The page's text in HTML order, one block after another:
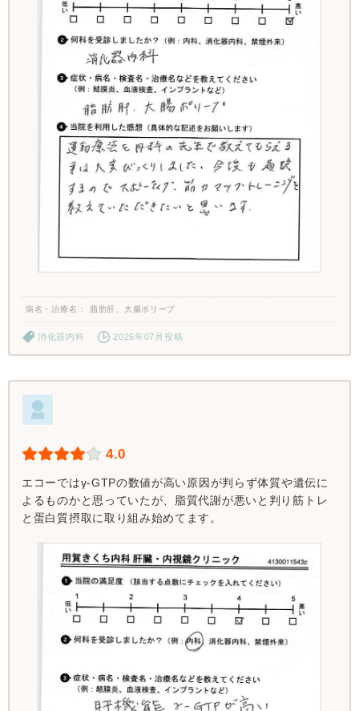
病名・治療名 脂肪肝、大腸ポリープ
消化器内科 2026年07月投稿
4.0
エコーではγ-GTPの数値が高い原因が判らず体質や遺伝に
よるものかと思っていたが、脂質代謝が悪いと判り筋トレ
と蛋白質摂取に取り組み始めてます。